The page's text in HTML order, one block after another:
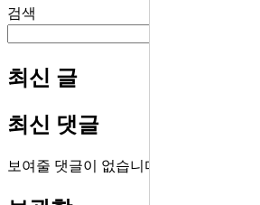
검색
최신 글
최신 댓글
보여줄 댓글이 없습니다.